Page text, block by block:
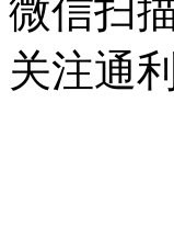
微信扫
关注通